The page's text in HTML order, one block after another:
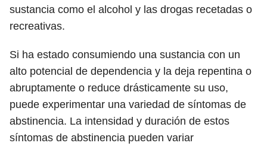
sustancia como el alcohol y las drogas recetadas o
recreativas.
Si ha estado consumiendo una sustancia con un
alto potencial de dependencia y la deja repentina o
abruptamente o reduce drásticamente su uso,
puede experimentar una variedad de síntomas de
abstinencia. La intensidad y duración de estos
síntomas de abstinencia pueden variar